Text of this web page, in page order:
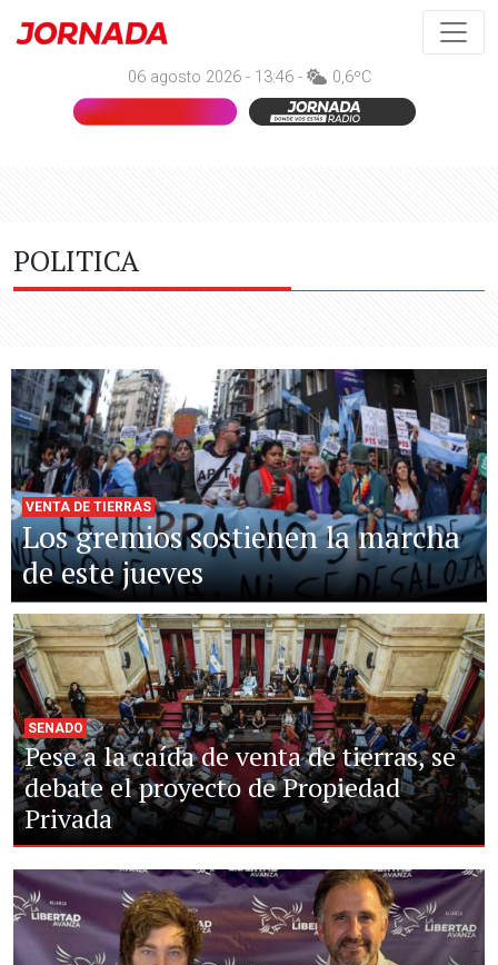
06 agosto 2026 - 13:46 - 0,6ºC
POLITICA
VENTA DE TIERRAS
Los gremios sostienen la marcha
de este jueves
SENADO
Pese a la caída de venta de tierras, se
debate el proyecto de Propiedad
Privada